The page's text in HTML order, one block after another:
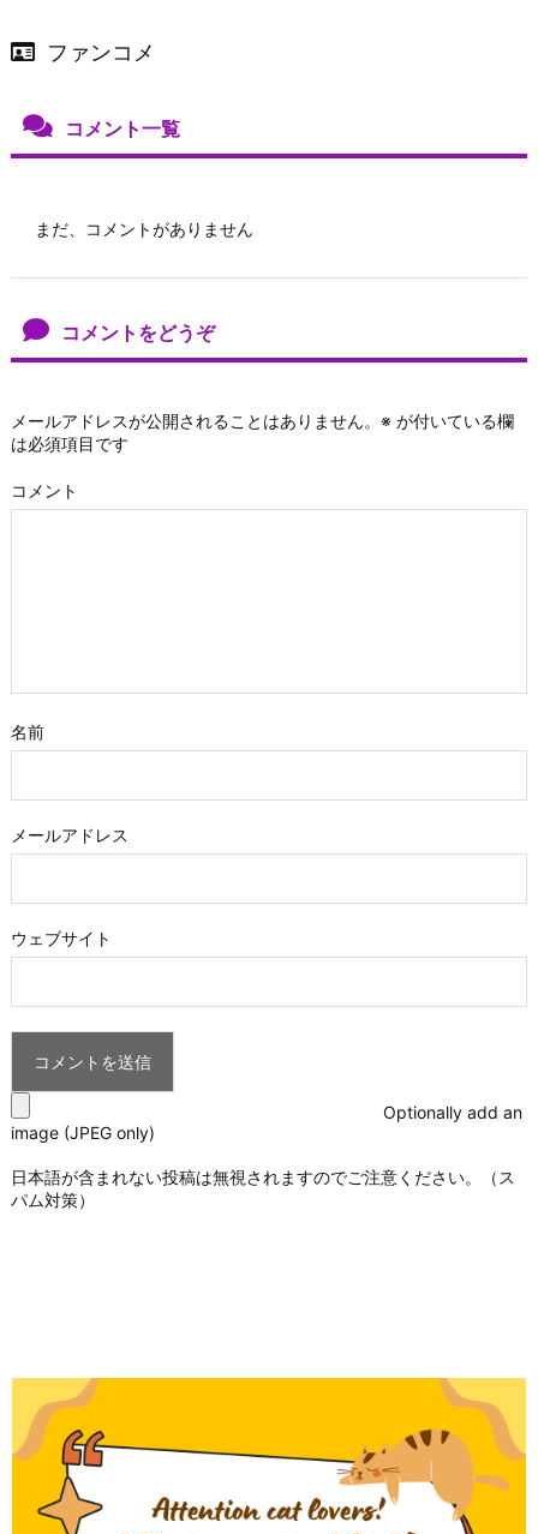
ファンコメ
コメント一覧
まだ、コメントがありません
コメントをどうぞ
メールアドレスが公開されることはありません。 ※ が付いている欄
は必須項目です
コメント
名前
メールアドレス
ウェブサイト
Optionally add an
image (JPEG only)
日本語が含まれない投稿は無視されますのでご注意ください。（ス
パム対策）